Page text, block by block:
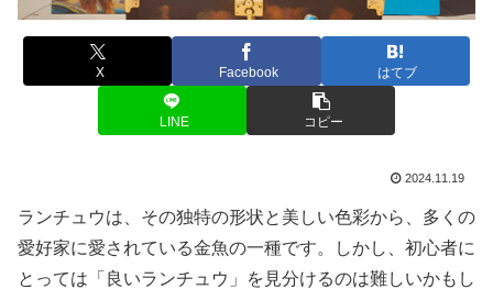
X Facebook はてブ
LINE コピー
2024.11.19
ランチュウは、その独特の形状と美しい色彩から、多くの
愛好家に愛されている金魚の一種です。しかし、初心者に
とっては「良いランチュウ」を見分けるのは難しいかもし